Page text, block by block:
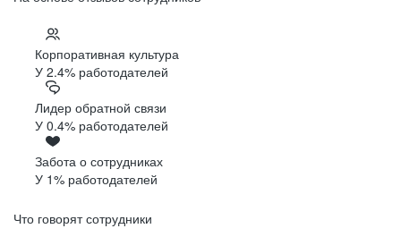
Корпоративная культура
У 2.4% работодателей
Лидер обратной связи
У 0.4% работодателей
Забота о сотрудниках
У 1% работодателей
Что говорят сотрудники